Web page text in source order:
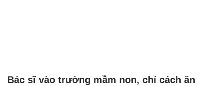
Bác sĩ vào trường mầm non, chỉ cách ăn